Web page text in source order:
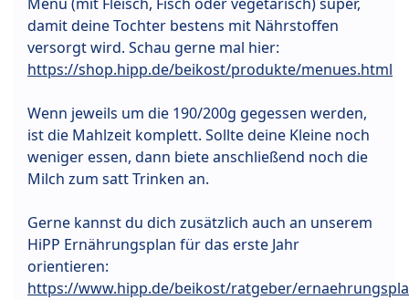
damit deine Tochter bestens mit Nährstoffen
versorgt wird. Schau gerne mal hier:
https://shop.hipp.de/beikost/produkte/menues.html
Wenn jeweils um die 190/200g gegessen werden,
ist die Mahlzeit komplett. Sollte deine Kleine noch
weniger essen, dann biete anschließend noch die
Milch zum satt Trinken an.
Gerne kannst du dich zusätzlich auch an unserem
HiPP Ernährungsplan für das erste Jahr
orientieren:
https://www.hipp.de/beikost/ratgeber/